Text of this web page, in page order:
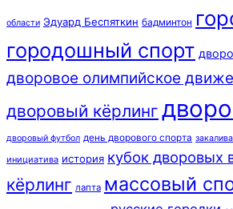
области Эдуард Беспяткин бадминтон
городошный спорт
дворовое олимпийское
дворовый кёрлинг
дворовый футбол день дворового спорта
инициатива история кубок дворовых
кёрлинг лапта массовый